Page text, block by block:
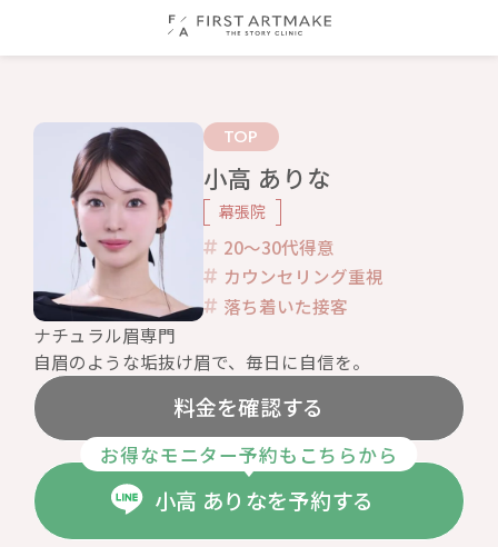
TOP
小高 ありな
幕張院
20〜30代得意
カウンセリング重視
落ち着いた接客
ナチュラル眉専門
自眉のような垢抜け眉で、毎日に自信を。
料金を確認する
お得なモニター予約もこちらから
小高 ありなを予約する